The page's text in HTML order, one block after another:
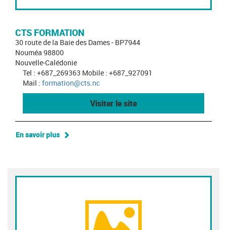
CTS FORMATION
30 route de la Baie des Dames - BP7944
Nouméa 98800
Nouvelle-Calédonie
Tel : +687_269363 Mobile : +687_927091
Mail : formation@cts.nc
Visiter le site
En savoir plus